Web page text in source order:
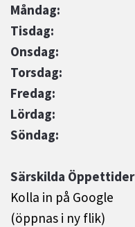
Måndag:
Tisdag:
Onsdag:
Torsdag:
Fredag:
Lördag:
Söndag:
Särskilda Öppettider
Kolla in på Google
(öppnas i ny flik)